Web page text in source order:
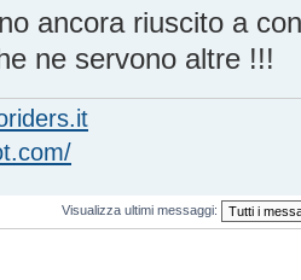
ancora riuscito a
ne servono altre !!!
Visualizza ultimi messaggi: